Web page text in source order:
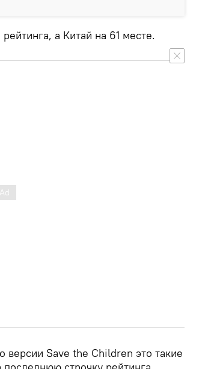
а Китай на 61 месте.
версии Save the Children это такие